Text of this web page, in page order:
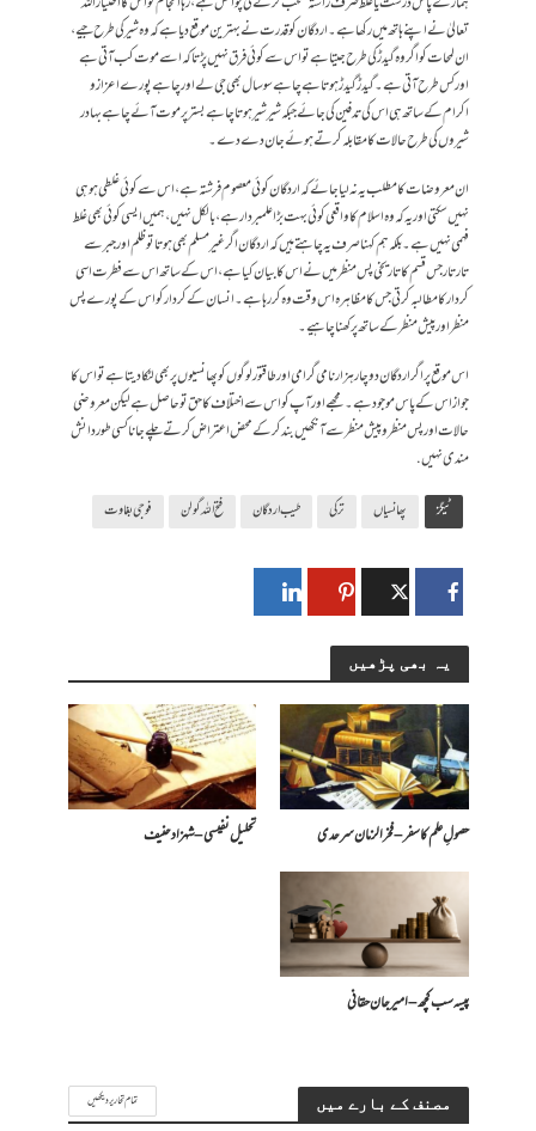
تعالیٰ نے اپنے ہاتھ میں رکھا ہے۔اردگان کو قدرت نے بہترین موقع دیا ہے کہ وہ شیر کی طرح جیے،
ان لمحات کو اگر وہ گیدڑکی طرح جیتا ہے تو اس سے کوئی فرق نہیں پڑتا کہ اسے موت کب آتی ہے
اور کس طرح آتی ہے۔ گیدڑ گیدڑ ہوتا ہے چاہے سو سال بھی جی لے اور چاہے پورے اعزاز و
اکرام کے ساتھ ہی اس کی تدفین کی جائے جبکہ شیر شیر ہوتا چاہے بستر پر موت آئے چاہے بہادر
شیروں کی طرح حالات کا مقابلہ کرتے ہوئے جان دے دے۔
ان معروضات کا مطلب یہ نہ لیا جائے کہ اردگان کوئی معصوم فرشتہ ہے، اس سے کوئی غلطی ہو ہی
نہیں سکتی اور یہ کہ وہ اسلام کا واقعی کوئی بہت بڑا علمبردار ہے، بالکل نہیں، ہمیں ایسی کوئی بھی غلط
فہمی نہیں ہے۔ بلکہ ہم کہنا صرف یہ چاہتے ہیں کہ اردگان اگر غیر مسلم بھی ہوتا تو ظلم اور جبر سے
تارتار جس قسم کا تاریخی پس منظر میں نے اس کا بیان کیا ہے، اس کے ساتھ اس سے فطرت اسی
کردار کا مطالبہ کرتی جس کا مظاہرہ اس وقت وہ کررہا ہے۔ انسان کے کردار کو اس کے پورے پس
منظر اور پیش منظر کے ساتھ پرکھنا چاہیے۔
اس موقع پر اگر اردگان دو چار ہزار نامی گرامی اور طاقتور لوگوں کو پھانسیوں پر بھی لٹکا دیتا ہے تو اس کا
جواز اس کے پاس موجود ہے۔ مجھے اور آپ کو اس سے اختلاف کا حق تو حاصل ہے لیکن معروضی
حالات اور پس منظر و پیش منظر سے آنکھیں بند کرکے محض اعتراض کرتے چلے جانا کسی طور دانش
مندی نہیں.
ٹیگز پھانسیاں ترکی طیب اردگان فتح اللہ گولن فوجی بغاوت
یہ بھی پڑھیں
حصولِ علم کا سفر – فخرالزمان سرحدی تحلیل نفیسی – شہزاد حنیف
پیسہ سب کچھ – امیرجان حقانی
مصنف کے بارے میں تمام تحاریر دیکھیں